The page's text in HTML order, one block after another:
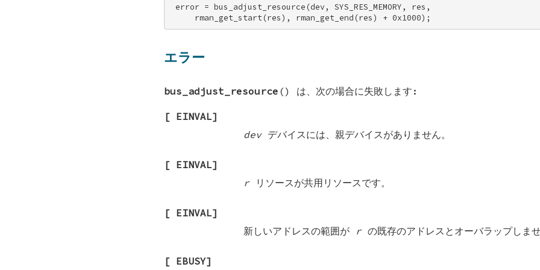
error = bus_adjust_resource(dev, SYS_RES_MEMORY, res,
     rman_get_start(res), rman_get_end(res) + 0x1000);
エラー
bus_adjust_resource () は、次の場合に失敗します:
[ EINVAL]
devデバイスには、親デバイスがありません。
[ EINVAL]
rリソースが共用リソースです。
[ EINVAL]
新しいアドレスの範囲が rの既存のアドレスとオーバラップしま
[ EBUSY]